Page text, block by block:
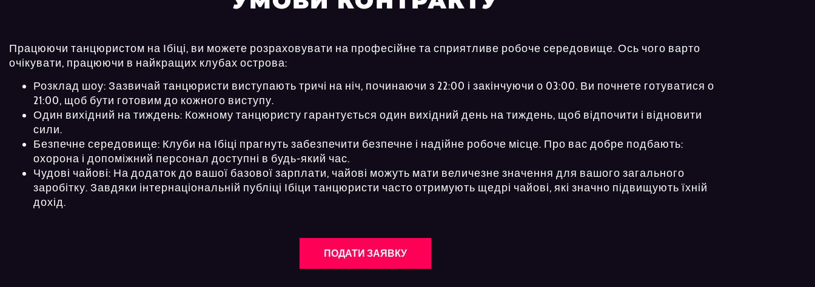
Працюючи танцюристом на Ібіці, ви можете розраховувати на професійне та сприятливе робоче середовище. Ось чого варто
очікувати, працюючи в найкращих клубах острова:
Розклад шоу: Зазвичай танцюристи виступають тричі на ніч, починаючи з 22:00 і закінчуючи о 03:00. Ви почнете готуватися о
21:00, щоб бути готовим до кожного виступу.
Один вихідний на тиждень: Кожному танцюристу гарантується один вихідний день на тиждень, щоб відпочити і відновити
сили.
Безпечне середовище: Клуби на Ібіці прагнуть забезпечити безпечне і надійне робоче місце. Про вас добре подбають:
охорона і допоміжний персонал доступні в будь-який час.
Чудові чайові: На додаток до вашої базової зарплати, чайові можуть мати величезне значення для вашого загального
заробітку. Завдяки інтернаціональній публіці Ібіци танцюристи часто отримують щедрі чайові, які значно підвищують їхній
дохід.
ПОДАТИ ЗАЯВКУ